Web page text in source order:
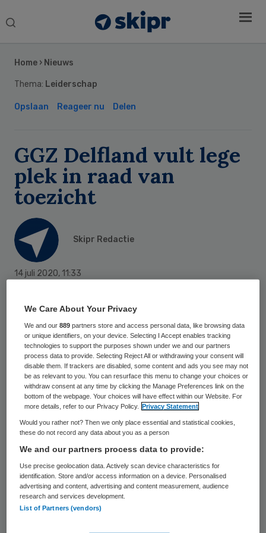
Search
Home › Nieuws
Thema: Leiderschap
Opslaan Reageer nu Delen
GGZ Delfland vult lege
plek in raad van
toezicht
Skipr Redactie
14 juli 2020, 11:33
Marc van Aart is per 1 juli benoemd tot lid
van de raad van toezicht van GGZ Delfland.
Hij volgt Dick Kaasjager op dieeerder dit
jaar is overleden.
Van Aart heeft een medische en
bedrijfskundige achtergrond. De
zelfverklaarde‘data-gedreven
gezondheidszorgevangelist’is momenteel
werkzaam als vastgoedmanager in het
Elisabeth Tweesteden Ziekenhuis (ETZ).
Sidebar
We Care About Your Privacy
We and our889 partners store and access personal data, like browsing data
or unique identifiers, on your device. Selecting I Accept enables tracking
technologies to support the purposes shown under we and our partners
process data to provide. Selecting Reject All or withdrawing your consent will
disable them. If trackers are disabled, some content and ads you see may not
be as relevant to you. You can resurface this menu to change your choices or
withdraw consent at any time by clicking the Manage Preferences link on the
bottom of the webpage. Your choices will have effect within our Website. For
more details, refer to our Privacy Policy.
Privacy Statement
Would you rather not? Then we only place essential and statistical cookies,
these do not record any data about you as a person
We and our partners process data to provide:
Use precise geolocation data. Actively scan device characteristics for
identification. Store and/or access information on a device. Personalised
advertising and content, advertising and content measurement, audience
research and services development.
List of Partners (vendors)